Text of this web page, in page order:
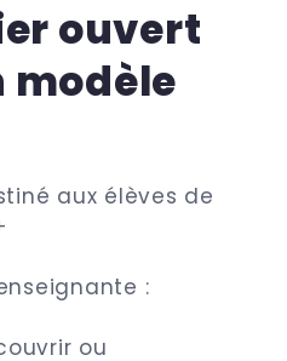
ouvert
modèle
aux élèves de
:
ou